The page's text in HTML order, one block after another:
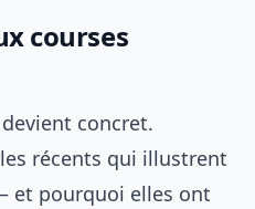
courses
concret.
récents qui illustrent
et pourquoi elles ont